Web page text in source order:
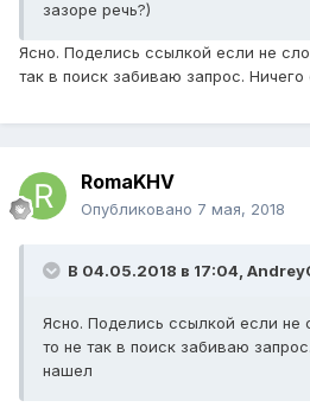
зазоре речь?)
Ясно. Поделись ссылкой если не
так в поиск забиваю запрос.
RomaKHV
Опубликовано 7 мая, 2018
В 04.05.2018 в 17:04,
Ясно. Поделись ссылкой если не
то не так в поиск забиваю
нашел